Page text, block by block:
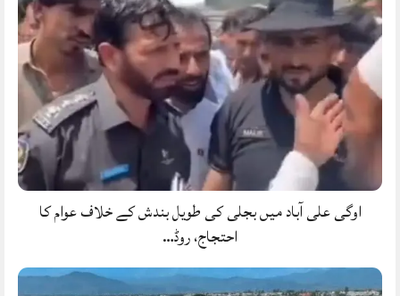
اوگی علی آباد میں بجلی کی طویل بندش کے خلاف عوام کا
احتجاج، روڈ…